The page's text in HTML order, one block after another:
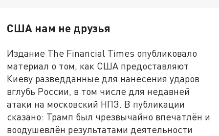
США нам не друзья
Издание The Financial Times опубликовало
материал о том, как США предоставляют
Киеву разведданные для нанесения ударов
вглубь России, в том числе для недавней
атаки на московский НПЗ. В публикации
сказано: Трамп был чрезвычайно впечатлён и
воодушевлён результатами деятельности